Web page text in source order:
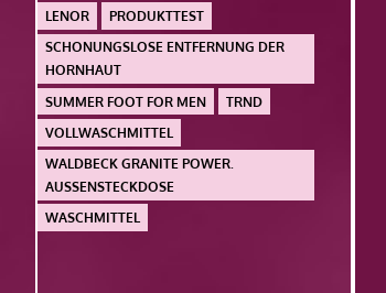
LENOR
PRODUKTTEST
SCHONUNGSLOSE ENTFERNUNG DER
HORNHAUT
SUMMER FOOT FOR MEN
TRND
VOLLWASCHMITTEL
WALDBECK GRANITE POWER.
AUSSENSTECKDOSE
WASCHMITTEL